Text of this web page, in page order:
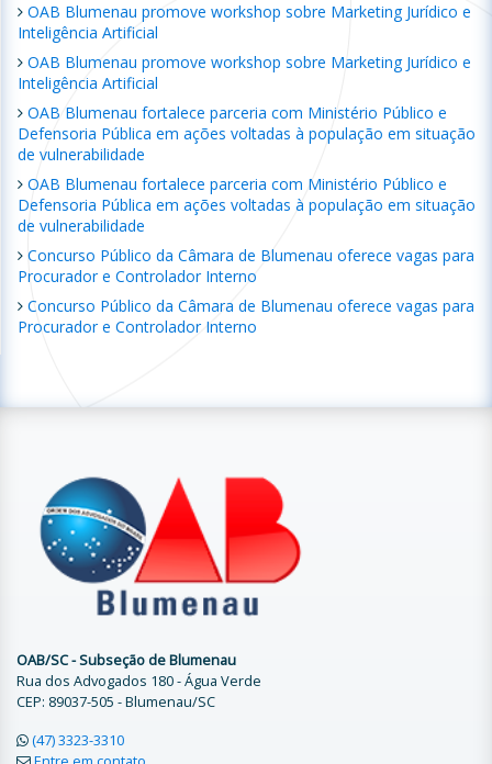
OAB Blumenau promove workshop sobre Marketing Jurídico e
Inteligência Artificial
OAB Blumenau promove workshop sobre Marketing Jurídico e
Inteligência Artificial
OAB Blumenau fortalece parceria com Ministério Público e
Defensoria Pública em ações voltadas à população em situação
de vulnerabilidade
OAB Blumenau fortalece parceria com Ministério Público e
Defensoria Pública em ações voltadas à população em situação
de vulnerabilidade
Concurso Público da Câmara de Blumenau oferece vagas para
Procurador e Controlador Interno
Concurso Público da Câmara de Blumenau oferece vagas para
Procurador e Controlador Interno
OAB/SC - Subseção de Blumenau
Rua dos Advogados 180 - Água Verde
CEP: 89037-505 - Blumenau/SC
(47) 3323-3310